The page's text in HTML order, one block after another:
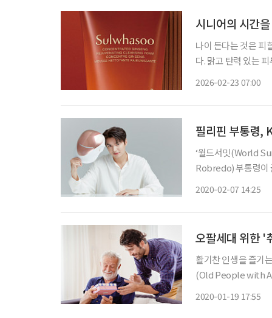
시니어의 시간
나이 든다는 것은 피
다. 맑고 탄력 있는
2026-02-23 07:00
필리핀 부통령,
‘월드서밋(World
Robredo) 부통령이
2020-02-07 14:25
오팔세대 위한 '
활기찬 인생을 즐기
(Old People with
2020-01-19 17:55